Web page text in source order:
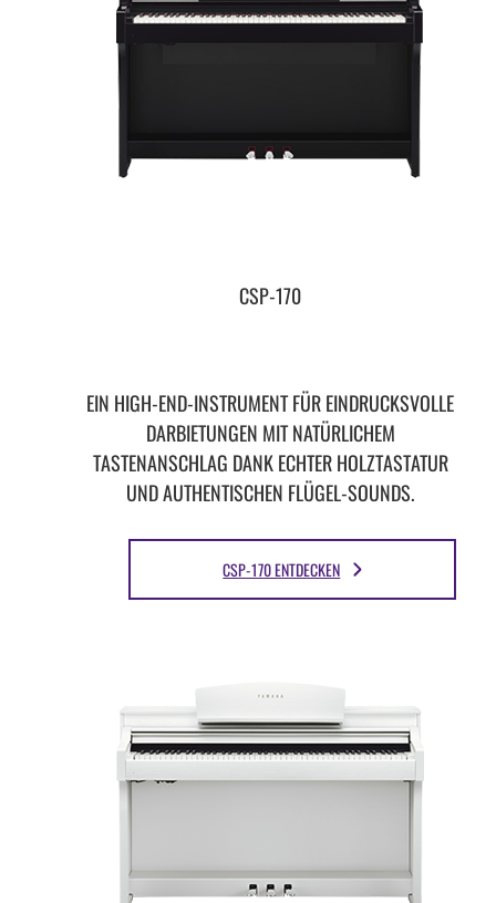
CSP-170
EIN HIGH-END-INSTRUMENT FÜR EINDRUCKSVOLLE
DARBIETUNGEN MIT NATÜRLICHEM
TASTENANSCHLAG DANK ECHTER HOLZTASTATUR
UND AUTHENTISCHEN FLÜGEL-SOUNDS.
CSP-170 ENTDECKEN